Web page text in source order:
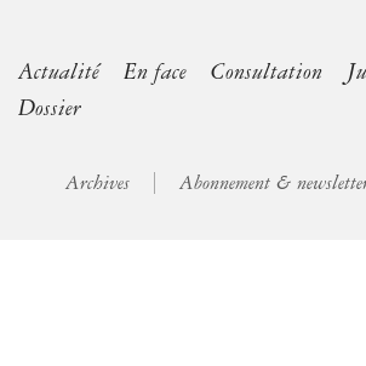
Actualité En face Consultation
Dossier
Archives Abonnement &